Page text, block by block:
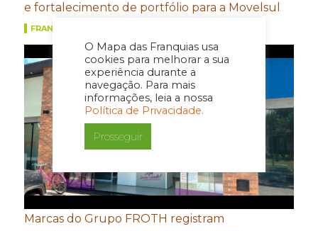
O Mapa das Franquias usa
cookies para melhorar a sua
experiência durante a
navegação. Para mais
informações, leia a nossa
Política de Privacidade.
Prosseguir
e fortalecimento de portfólio para a Movelsul
FRANQUIAS
Marcas do Grupo FROTH registram